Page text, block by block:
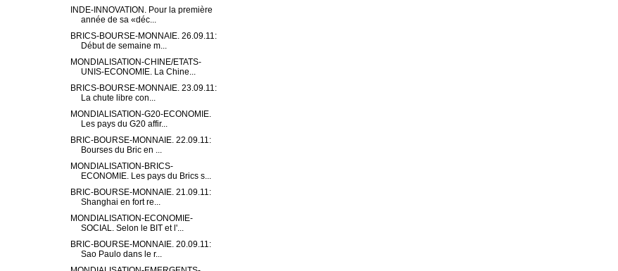
INDE-INNOVATION. Pour la première
année de sa «déc...
BRICS-BOURSE-MONNAIE. 26.09.11:
Début de semaine m...
MONDIALISATION-CHINE/ETATS-
UNIS-ECONOMIE. La Chine...
BRICS-BOURSE-MONNAIE. 23.09.11:
La chute libre con...
MONDIALISATION-G20-ECONOMIE.
Les pays du G20 affir...
BRIC-BOURSE-MONNAIE. 22.09.11:
Bourses du Bric en ...
MONDIALISATION-BRICS-
ECONOMIE. Les pays du Brics s...
BRIC-BOURSE-MONNAIE. 21.09.11:
Shanghai en fort re...
MONDIALISATION-ECONOMIE-
SOCIAL. Selon le BIT et l'...
BRIC-BOURSE-MONNAIE. 20.09.11:
Sao Paulo dans le r...